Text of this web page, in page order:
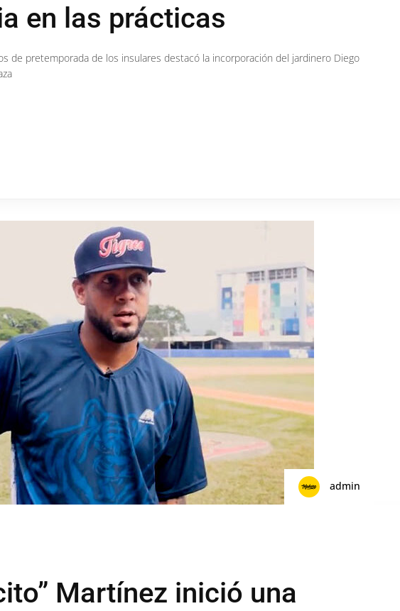
en las prácticas
de pretemporada de los insulares destacó la incorporación del jardinero Diego
admin
Martínez inició una